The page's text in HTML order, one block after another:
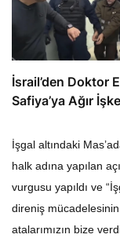
İsrail’den Doktor
Safiya’ya Ağır
İşgal altındaki
halk adına yapılan
vurgusu yapıldı ve
direniş
atalarımızın bize